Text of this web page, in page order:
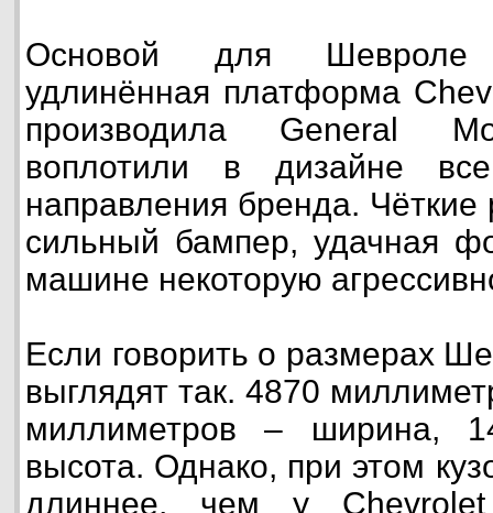
Основой для Шевроле
удлинённая платформа
производила General
воплотили в дизайне
направления бренда.
сильный бампер, удачная
машине некоторую
Если говорить о размерах
выглядят так. 4870
миллиметров – ширина,
высота. Однако, при этом
длиннее, чем у